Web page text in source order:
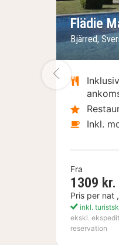
Flädie
Bjärred,
Inkl.
Fra
1309 kr.
Pris per nat
inkl.
ekskl.
reservation
Forrige